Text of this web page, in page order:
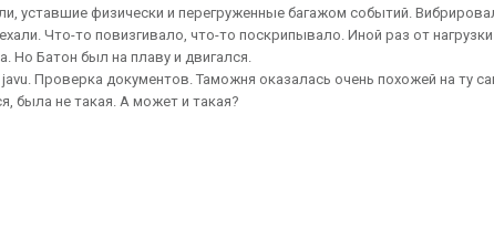
уставшие физически и перегруженные багажом событий.
Что-то повизгивало, что-то поскрипывало. Иной раз от нагрузки
Но Батон был на плаву и двигался.
Проверка документов. Таможня оказалась очень похожей на ту
была не такая. А может и такая?